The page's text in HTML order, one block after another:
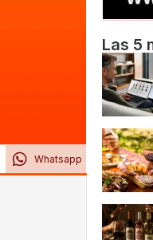
Whatsapp
Las 5